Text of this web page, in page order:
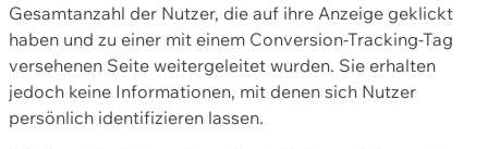
Gesamtanzahl der Nutzer, die auf ihre Anzeige geklickt
haben und zu einer mit einem Conversion-Tracking-Tag
versehenen Seite weitergeleitet wurden. Sie erhalten
jedoch keine Informationen, mit denen sich Nutzer
persönlich identifizieren lassen.